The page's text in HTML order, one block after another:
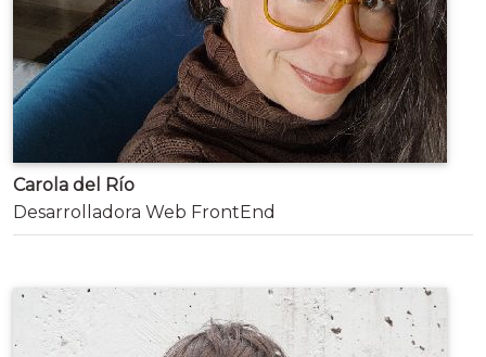
Carola del Río
Desarrolladora Web FrontEnd